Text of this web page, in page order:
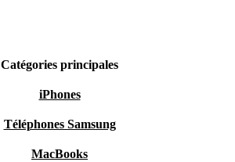
Catégories principales
iPhones
Téléphones Samsung
MacBooks